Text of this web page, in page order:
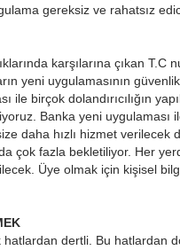
gereksiz ve rahatsız
karşılarına çıkan T.C
yeni uygulamasının
birçok dolandırıcılığın
Banka yeni uygulaması
daha hızlı hizmet verilecek
çok fazla bekletiliyor. Her
Üye olmak için kişisel
dertli. Bu hatlardan
Dünya